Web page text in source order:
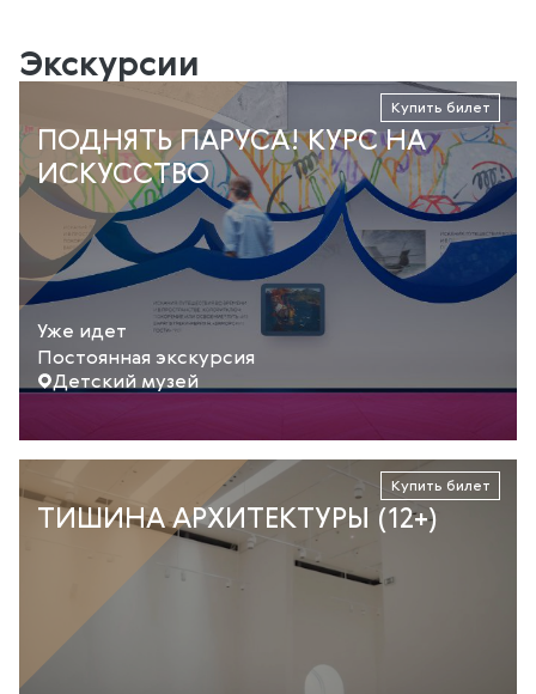
Экскурсии
Купить билет
ПОДНЯТЬ ПАРУСА! КУРС НА
ИСКУССТВО
Уже идет
Постоянная экскурсия
Детский музей
Купить билет
ТИШИНА АРХИТЕКТУРЫ (12+)